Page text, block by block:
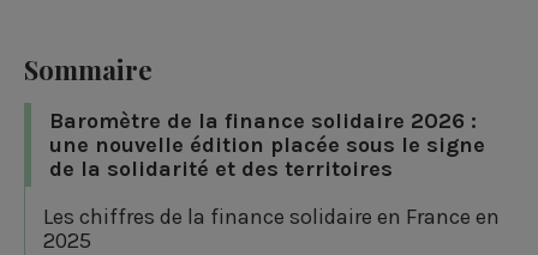
Sommaire
Baromètre de la finance solidaire 2026 :
une nouvelle édition placée sous le signe
de la solidarité et des territoires
Les chiffres de la finance solidaire en France en
2025